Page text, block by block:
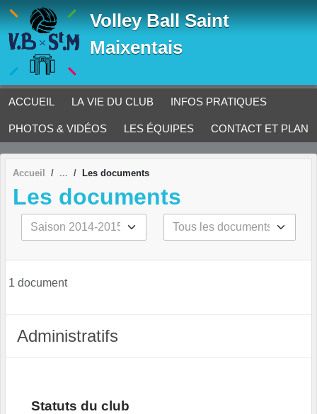
Volley Ball Saint
Maixentais
ACCUEIL LA VIE DU CLUB INFOS PRATIQUES
PHOTOS & VIDÉOS LES ÉQUIPES CONTACT ET PLAN
Accueil Les documents
Les documents
1 document
Administratifs
Statuts du club
Panneau de gestion des cookies